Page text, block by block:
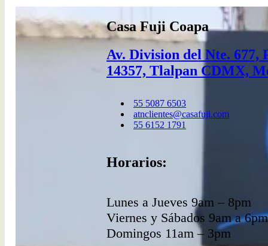
Casa Fuji Coapa
Av. Division del Nte. 677,
14357, Tlalpan CDMX,
55 5087 6503​
atnclientes@casafuji.com
55 6152 1791
Horarios:
Lunes a Jueves 9am – 8pm
Viernes y Sábados 9am a 6pm
Domingos 11am – 3pm